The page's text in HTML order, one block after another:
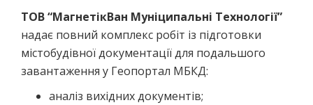
ТОВ “МагнетікВан Муніципальні Технології”
надає повний комплекс робіт із підготовки
містобудівної документації для подальшого
завантаження у Геопортал МБКД:
аналіз вихідних документів;